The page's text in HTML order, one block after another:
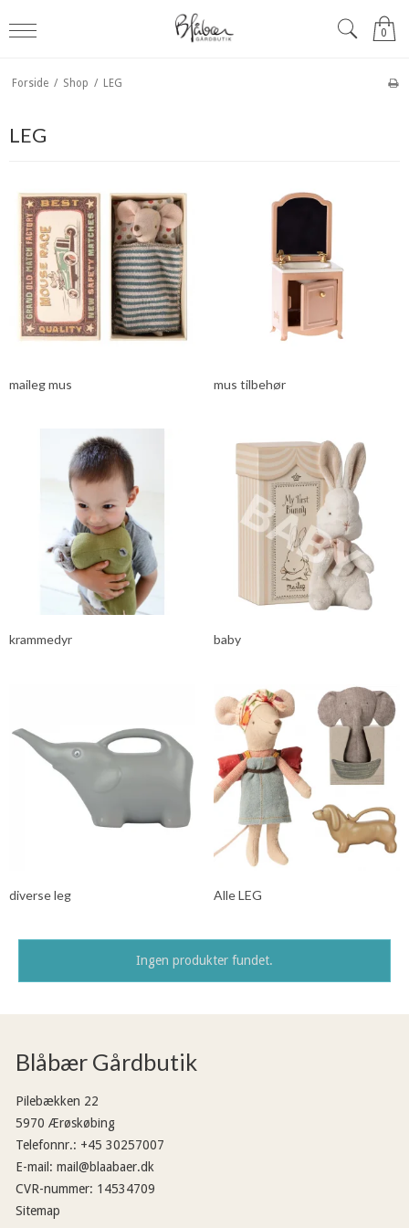
0
Forside / Shop / LEG
LEG
maileg mus mus tilbehør
krammedyr baby
diverse leg Alle LEG
Ingen produkter fundet.
Blåbær Gårdbutik
Pilebækken 22
5970 Ærøskøbing
Telefonnr.: +45 30257007
E-mail : mail@blaabaer.dk
CVR-nummer: 14534709
Sitemap